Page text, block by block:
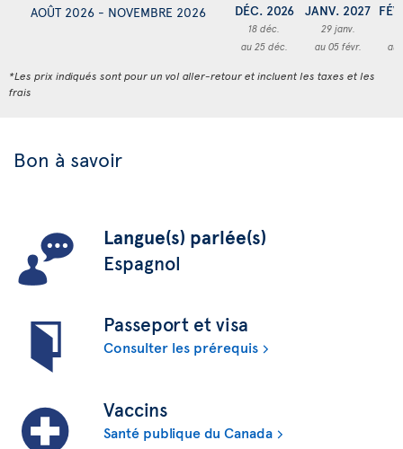
AOÛT 2026 - NOVEMBRE 2026 DÉC. 2026
18 déc.
au 25 déc.
JANV. 2027
29 janv.
au 05 févr.
au
*Les prix indiqués sont pour un vol aller-retour et incluent les taxes et les
frais
Bon à savoir
Langue(s) parlée(s)
Espagnol
Passeport et visa
Consulter les prérequis
Vaccins
Santé publique du Canada